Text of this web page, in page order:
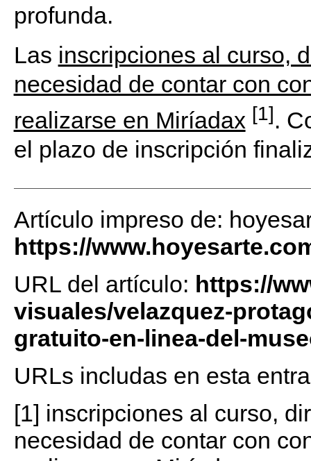
profunda.
Las inscripciones al curso,
necesidad de contar con
realizarse en Miríadax [1].
el plazo de inscripción
Artículo impreso de:
https://
URL del artículo: https://
visuales/velazquez-
gratuito-en-linea-del-
URLs includas en esta
[1] inscripciones al curso,
necesidad de contar con